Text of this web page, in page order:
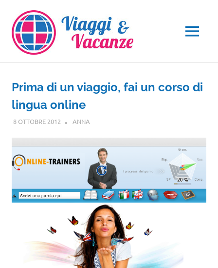
contenuto
MENU
Prima di un viaggio, fai un corso di
lingua online
8 OTTOBRE 2012 ANNA